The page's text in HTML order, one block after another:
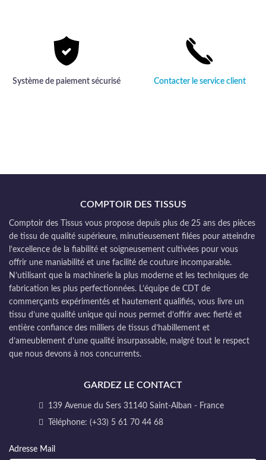
Système de paiement sécurisé Contacter le service client
COMPTOIR DES TISSUS
Comptoir des Tissus vous propose depuis plus de 25 ans des pièces
de tissu de qualité supérieure, minutieusement filées pour atteindre
l’excellence de la fiabilité et soigneusement cultivées pour vous
offrir une maniabilité et une facilité de couture incomparable.
N’utilisant que la machinerie la plus moderne et les techniques de
fabrication les plus perfectionnées. L’équipe de CDT de
commerçants expérimentés et hautement qualifiés, vous livre un
tissu d’une qualité unique qui nous permet d’offrir avec fierté et
entière confiance des milliers de tissus d’habillement et
d’ameublement d’une qualité insurpassable, malgré tout le respect
que nous devons à nos concurrents.
GARDEZ LE CONTACT
139 Avenue du Sers 31140 Saint-Alban - France
Téléphone: (+33) 5 61 70 44 68
Adresse Mail